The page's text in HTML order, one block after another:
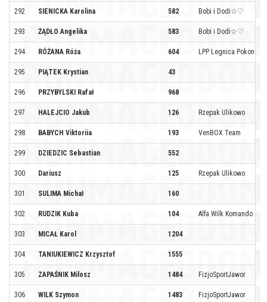
292 SIENICKA Karolina 582 Bobi i Dodi☆♡
293 ŻĄDŁO Angelika 583 Bobi i Dodi☆♡
294 RÓŻANA Róża 604 LPP Legnica Pokonuje
295 PIĄTEK Krystian 43
296 PRZYBYLSKI Rafał 968
297 HALEJCIO Jakub 126 Rzepak Ulikowo
298 BABYCH Viktoriia 193 VenBOX Team
299 DZIEDZIC Sebastian 552
300 Dariusz 125 Rzepak Ulikowo
301 SULIMA Michał 160
302 RUDZIK Kuba 104 Alfa Wilk Komando
303 MICAŁ Karol 1204
304 TANIUKIEWICZ Krzysztof 1555
305 ZAPAŚNIK Milosz 1484 FizjoSportJawor
306 WILK Szymon 1483 FizjoSportJawor